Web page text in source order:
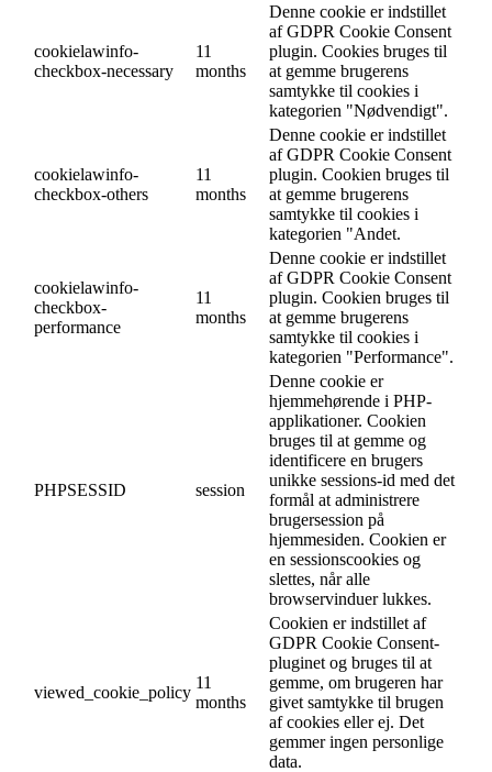
cookielawinfo-
checkbox-necessary
11
months
Denne cookie er indstillet
af GDPR Cookie Consent
plugin. Cookies bruges til
at gemme brugerens
samtykke til cookies i
kategorien "Nødvendigt".
cookielawinfo-
checkbox-others
11
months
Denne cookie er indstillet
af GDPR Cookie Consent
plugin. Cookien bruges til
at gemme brugerens
samtykke til cookies i
kategorien "Andet.
cookielawinfo-
checkbox-
performance
11
months
Denne cookie er indstillet
af GDPR Cookie Consent
plugin. Cookien bruges til
at gemme brugerens
samtykke til cookies i
kategorien "Performance".
PHPSESSID session
Denne cookie er
hjemmehørende i PHP-
applikationer. Cookien
bruges til at gemme og
identificere en brugers
unikke sessions-id med det
formål at administrere
brugersession på
hjemmesiden. Cookien er
en sessionscookies og
slettes, når alle
browservinduer lukkes.
viewed_cookie_policy
11
months
Cookien er indstillet af
GDPR Cookie Consent-
pluginet og bruges til at
gemme, om brugeren har
givet samtykke til brugen
af cookies eller ej. Det
gemmer ingen personlige
data.